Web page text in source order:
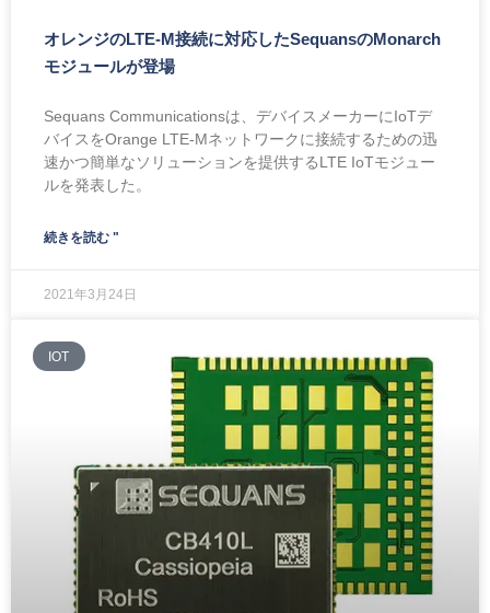
オレンジのLTE-M接続に対応したSequansのMonarch
モジュールが登場
Sequans Communicationsは、デバイスメーカーにIoTデ
バイスをOrange LTE-Mネットワークに接続するための迅
速かつ簡単なソリューションを提供するLTE IoTモジュー
ルを発表した。
続きを読む "
2021年3月24日
IOT